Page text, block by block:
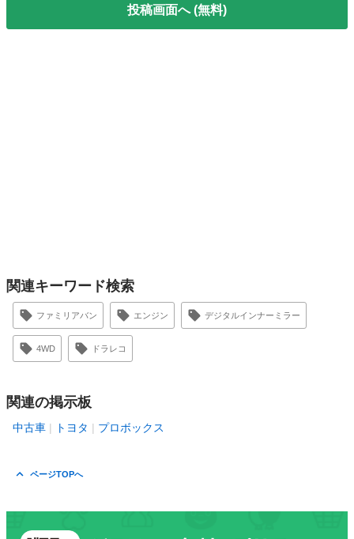
投稿画面へ (無料)
関連キーワード検索
ファミリアバン エンジン デジタルインナーミラー
4WD ドラレコ
関連の掲示板
中古車 トヨタ プロボックス
ページTOPへ